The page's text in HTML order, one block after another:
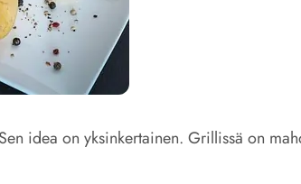
idea on yksinkertainen. Grillissä on